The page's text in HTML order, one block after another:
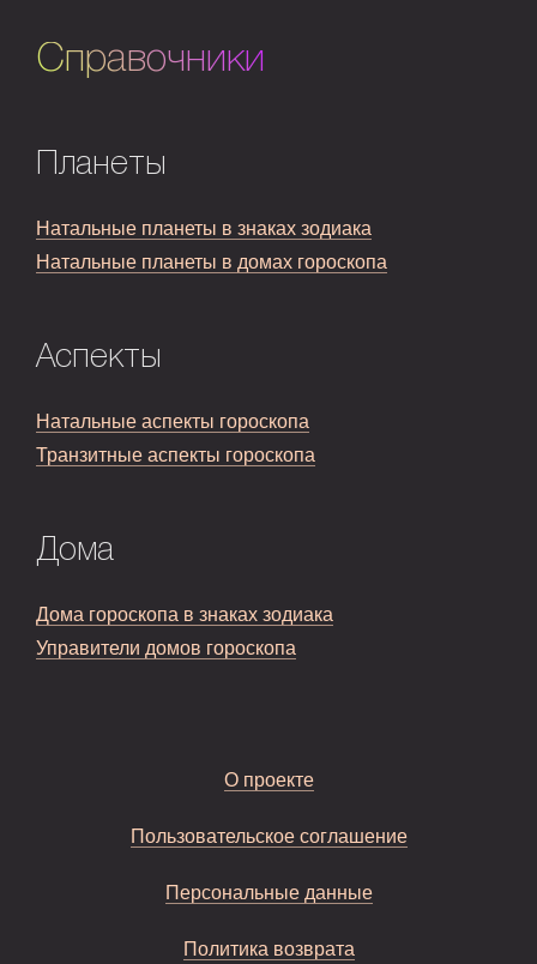
Справочники
Планеты
Натальные планеты в знаках зодиака
Натальные планеты в домах гороскопа
Аспекты
Натальные аспекты гороскопа
Транзитные аспекты гороскопа
Дома
Дома гороскопа в знаках зодиака
Управители домов гороскопа
О проекте
Пользовательское соглашение
Персональные данные
Политика возврата